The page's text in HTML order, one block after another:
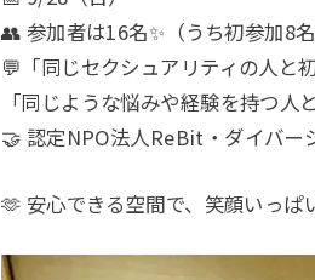
👥 参加者は16名✨（うち初参加8名
💬「同じセクシュアリティの人と
「同じような悩みや経験を持つ
🤝 認定NPO法人ReBit・ダイバー
🫶 安心できる空間で、笑顔いっぱ